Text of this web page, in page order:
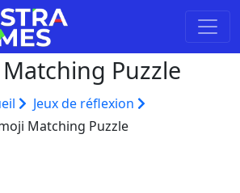
Puzzle
Jeux de réflexion
Matching Puzzle